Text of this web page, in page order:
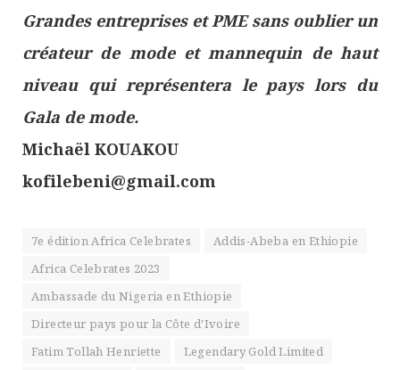
Grandes entreprises et PME sans oublier un
créateur de mode et mannequin de haut
niveau qui représentera le pays lors du
Gala de mode.
Michaël KOUAKOU
kofilebeni@gmail.com
7e édition Africa Celebrates
Addis-Abeba en Ethiopie
Africa Celebrates 2023
Ambassade du Nigeria en Ethiopie
Directeur pays pour la Côte d'Ivoire
Fatim Tollah Henriette
Legendary Gold Limited